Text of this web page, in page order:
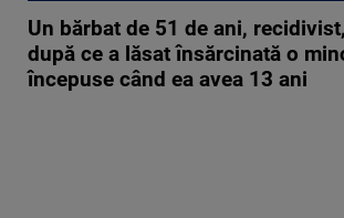
Un bărbat de 51 de ani,
după ce a lăsat însărcinată o
începuse când ea avea 13 ani